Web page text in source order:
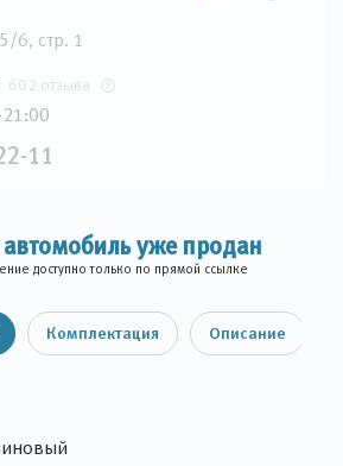
6, стр. 1
602 отзыва
11
автомобиль уже продан
доступно только по прямой ссылке
Комплектация Описание